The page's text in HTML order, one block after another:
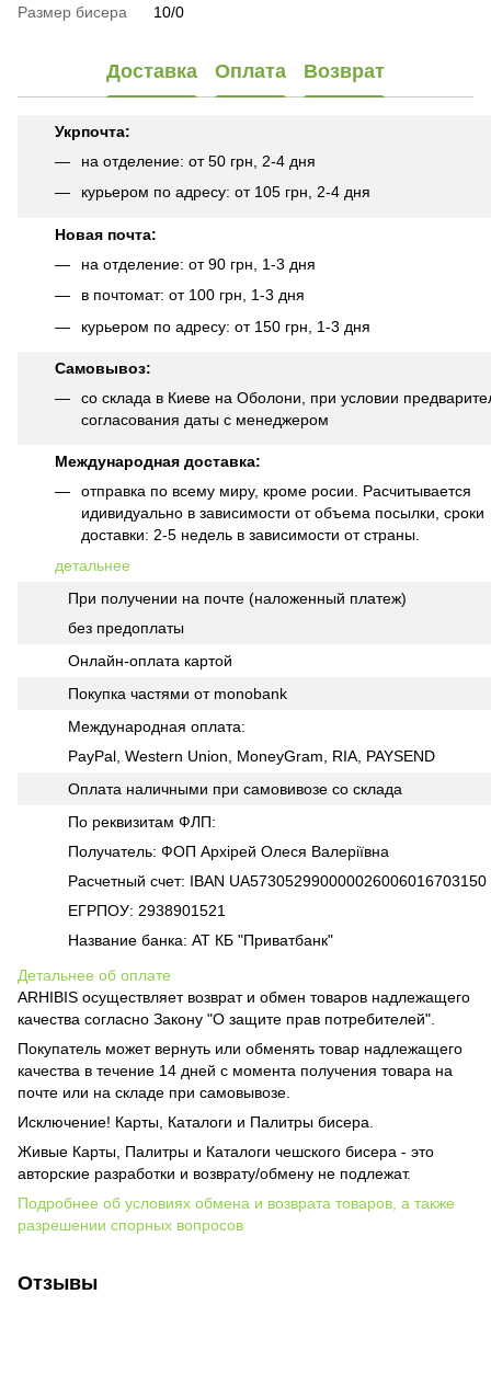
Размер бисера 10/0
Доставка Оплата Возврат
Укрпочта:
на отделение: от 50 грн, 2-4 дня
курьером по адресу: от 105 грн, 2-4 дня
Новая почта:
на отделение: от 90 грн, 1-3 дня
в почтомат: от 100 грн, 1-3 дня
курьером по адресу: от 150 грн, 1-3 дня
Самовывоз:
со склада в Киеве на Оболони, при условии
согласования даты с менеджером
Международная доставка:
отправка по всему миру, кроме росии. Расчитывается
идивидуально в зависимости от объема посылки, сроки
доставки: 2-5 недель в зависимости от страны.
детальнее
При получении на почте (наложенный платеж)
без предоплаты
Онлайн-оплата картой
Покупка частями от monobank
Международная оплата:
PayPal, Western Union, MoneyGram, RIA, PAYSEND
Оплата наличными при самовивозе со склада
По реквизитам ФЛП:
Получатель: ФОП Архірей Олеся Валеріївна
Расчетный счет: IBAN UA573052990000026006016703150
ЕГРПОУ: 2938901521
Название банка: АТ КБ "Приватбанк"
Детальнее об оплате
ARHIBIS осуществляет возврат и обмен товаров надлежащего
качества согласно Закону "О защите прав потребителей".
Покупатель может вернуть или обменять товар надлежащего
качества в течение 14 дней с момента получения товара на
почте или на складе при самовывозе.
Исключение! Карты, Каталоги и Палитры бисера.
Живые Карты, Палитры и Каталоги чешского бисера - это
авторские разработки и возврату/обмену не подлежат.
Подробнее об условиях обмена и возврата товаров, а также
разрешении спорных вопросов
Отзывы